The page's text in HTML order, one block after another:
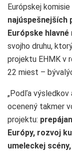
Európskej komisie
najúspešnejších
Európske
svojho druhu,
projektu EHMK v
22 miest –
„Podľa výsledkov
ocenený takmer
projektu:
Európy, rozvoj
umeleckej